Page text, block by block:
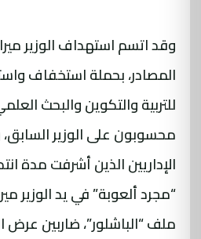
وقد اتسم استهداف الوزير
المصادر، بحملة استخفاف
للتربية والتكوين والبحث
محسوبون على الوزير
الإداريين الذين أشرفت مدة
“مجرد ألعوبة” في يد الوزير
ملف “الباشلور”، ضاربين عرض